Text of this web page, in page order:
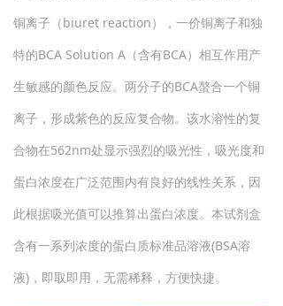
铜离子（biuret reaction），一价铜离子和独
特的BCA Solution A（含有BCA）相互作用产
生敏感的颜色反应。两分子的BCA螯合一个铜
离子，形成紫色的反应复合物。该水溶性的复
合物在562nm处显示强烈的吸光性，吸光度和
蛋白浓度在广泛范围内有良好的线性关系，因
此根据吸光值可以推算出蛋白浓度。本试剂盒
含有一系列浓度的蛋白质标准品溶液(BSA溶
液)，即取即用，无需稀释，方便快捷。